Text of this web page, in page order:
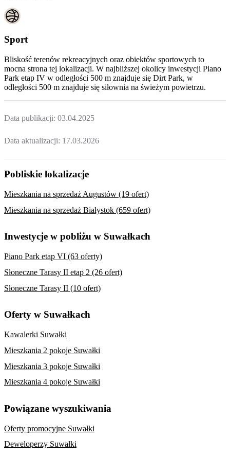
Sport
Bliskość terenów rekreacyjnych oraz obiektów sportowych to
mocna strona tej lokalizacji. W najbliższej okolicy inwestycji Piano
Park etap IV w odległości 500 m znajduje się Dirt Park, w
odległości 500 m znajduje się siłownia na świeżym powietrzu.
Data publikacji: 03.04.2025
Data aktualizacji: 17.03.2026
Pobliskie lokalizacje
Mieszkania na sprzedaż Augustów (19 ofert)
Mieszkania na sprzedaż Białystok (659 ofert)
Inwestycje w pobliżu w Suwałkach
Piano Park etap VI (63 oferty)
Słoneczne Tarasy II etap 2 (26 ofert)
Słoneczne Tarasy II (10 ofert)
Oferty w Suwałkach
Kawalerki Suwałki
Mieszkania 2 pokoje Suwałki
Mieszkania 3 pokoje Suwałki
Mieszkania 4 pokoje Suwałki
Powiązane wyszukiwania
Oferty promocyjne Suwałki
Deweloperzy Suwałki